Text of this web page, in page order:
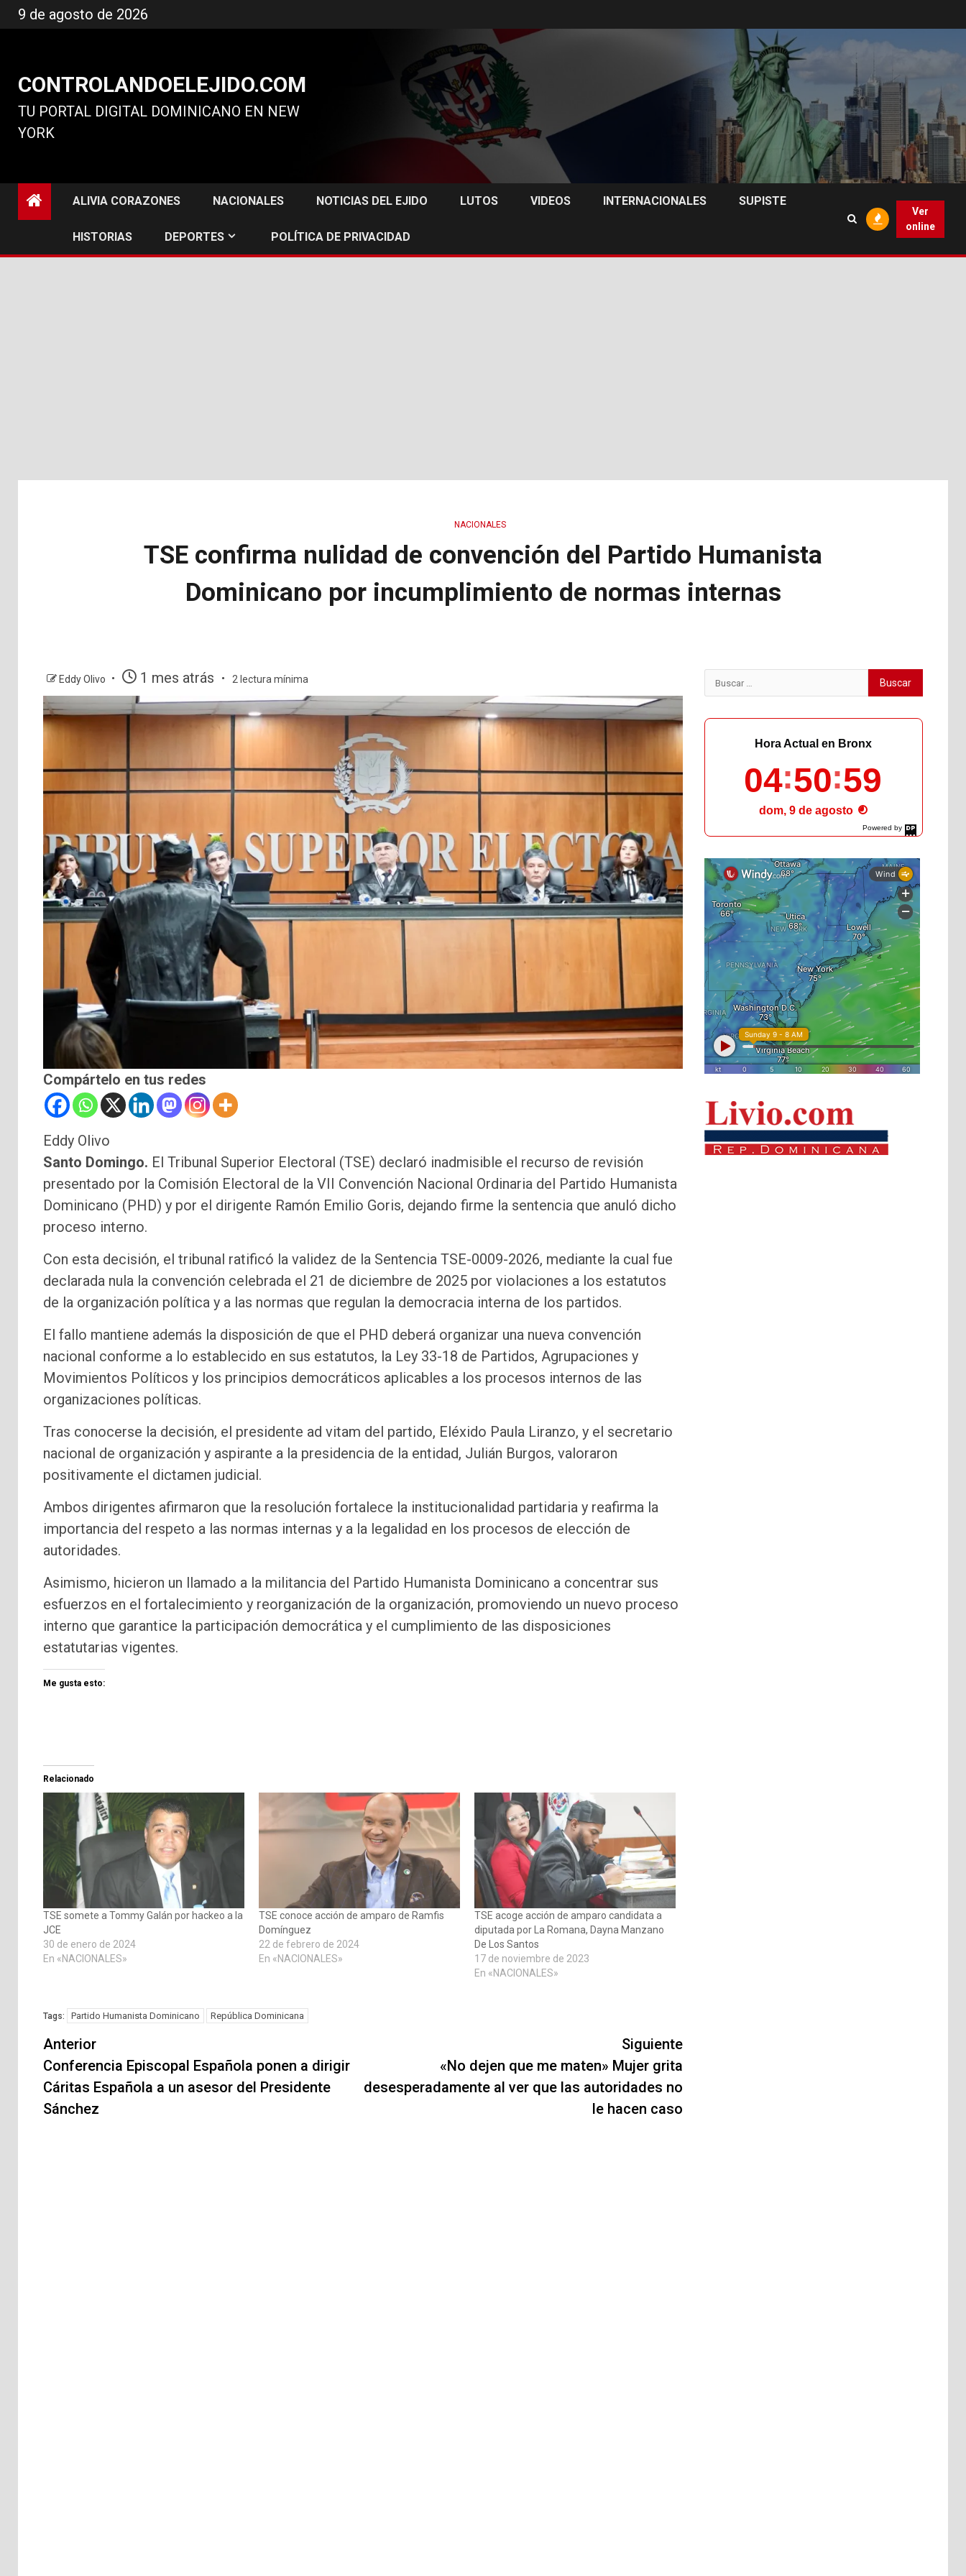
al
9 de agosto de 2026
CONTROLANDOELEJIDO.COM
TU PORTAL DIGITAL DOMINICANO EN NEW
YORK
ALIVIA CORAZONES NACIONALES NOTICIAS DEL EJIDO LUTOS VIDEOS INTERNACIONALES SUPISTE
HISTORIAS DEPORTES POLÍTICA DE PRIVACIDAD
Ver
online
NACIONALES
TSE confirma nulidad de convención del Partido Humanista
Dominicano por incumplimiento de normas internas
Eddy Olivo 1 mes atrás 2 lectura mínima
Compártelo en tus redes
Eddy Olivo
Santo Domingo. El Tribunal Superior Electoral (TSE) declaró inadmisible el recurso de revisión
presentado por la Comisión Electoral de la VII Convención Nacional Ordinaria del Partido Humanista
Dominicano (PHD) y por el dirigente Ramón Emilio Goris, dejando firme la sentencia que anuló dicho
proceso interno.
Con esta decisión, el tribunal ratificó la validez de la Sentencia TSE-0009-2026, mediante la cual fue
declarada nula la convención celebrada el 21 de diciembre de 2025 por violaciones a los estatutos
de la organización política y a las normas que regulan la democracia interna de los partidos.
El fallo mantiene además la disposición de que el PHD deberá organizar una nueva convención
nacional conforme a lo establecido en sus estatutos, la Ley 33-18 de Partidos, Agrupaciones y
Movimientos Políticos y los principios democráticos aplicables a los procesos internos de las
organizaciones políticas.
Tras conocerse la decisión, el presidente ad vitam del partido, Eléxido Paula Liranzo, y el secretario
nacional de organización y aspirante a la presidencia de la entidad, Julián Burgos, valoraron
positivamente el dictamen judicial.
Ambos dirigentes afirmaron que la resolución fortalece la institucionalidad partidaria y reafirma la
importancia del respeto a las normas internas y a la legalidad en los procesos de elección de
autoridades.
Asimismo, hicieron un llamado a la militancia del Partido Humanista Dominicano a concentrar sus
esfuerzos en el fortalecimiento y reorganización de la organización, promoviendo un nuevo proceso
interno que garantice la participación democrática y el cumplimiento de las disposiciones
estatutarias vigentes.
Me gusta esto:
Relacionado
TSE somete a Tommy Galán por hackeo a la
JCE
30 de enero de 2024
En «NACIONALES»
TSE conoce acción de amparo de Ramfis
Domínguez
22 de febrero de 2024
En «NACIONALES»
TSE acoge acción de amparo candidata a
diputada por La Romana, Dayna Manzano
De Los Santos
17 de noviembre de 2023
En «NACIONALES»
Tags: Partido Humanista Dominicano República Dominicana
Navegación
de
entradas
Anterior
Conferencia Episcopal Española ponen a dirigir
Cáritas Española a un asesor del Presidente
Sánchez
Siguiente
«No dejen que me maten» Mujer grita
desesperadamente al ver que las autoridades no
le hacen caso
Buscar:
Powered by
DaysPedia.com
Hora Actual en Bronx
04 51 01
dom, 9 de agosto